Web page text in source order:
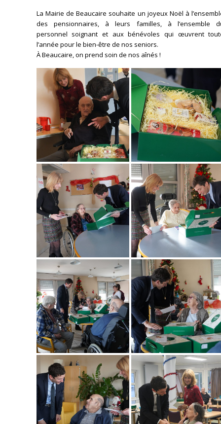
La Mairie de Beaucaire souhaite un joyeux Noël à
des pensionnaires, à leurs familles, à l’ensemble
personnel soignant et aux bénévoles qui œuvrent
l’année pour le bien-être de nos seniors.
À Beaucaire, on prend soin de nos aînés !